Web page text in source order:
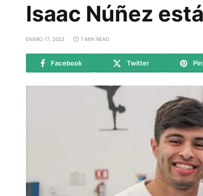
Isaac Núñez
ENERO 17, 2023 1 MIN READ
Facebook Twitter